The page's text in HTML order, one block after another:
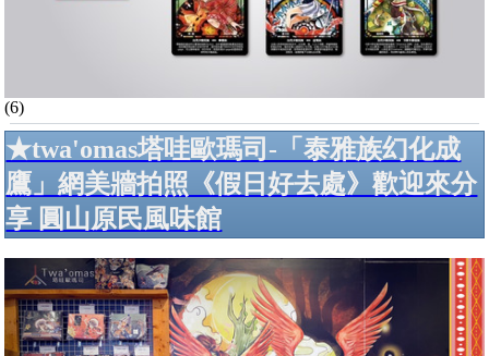
(6)
★twa'omas塔哇歐瑪司-「泰雅族幻化成
鷹」網美牆拍照《假日好去處》歡迎來分
享 圓山原民風味館